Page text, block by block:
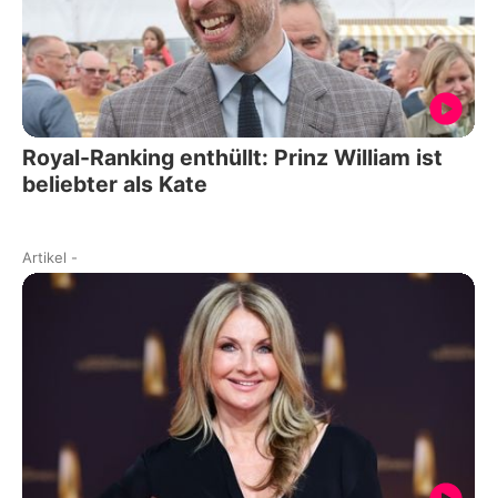
Royal-Ranking enthüllt: Prinz William ist
beliebter als Kate
Artikel -